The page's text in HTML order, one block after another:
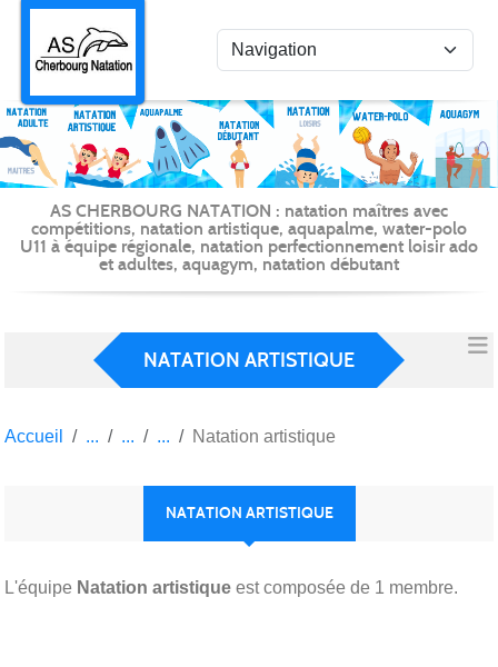
AS CHERBOURG NATATION : natation maîtres avec
compétitions, natation artistique, aquapalme, water-polo
U11 à équipe régionale, natation perfectionnement loisir ado
et adultes, aquagym, natation débutant
NATATION ARTISTIQUE
Accueil Natation artistique
NATATION ARTISTIQUE
L'équipe Natation artistique est composée de 1 membre.
Panneau de gestion des cookies